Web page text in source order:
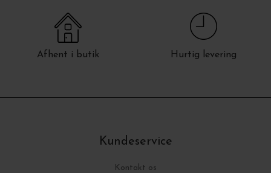
Afhent i butik Hurtig levering
Kundeservice
Kontakt os